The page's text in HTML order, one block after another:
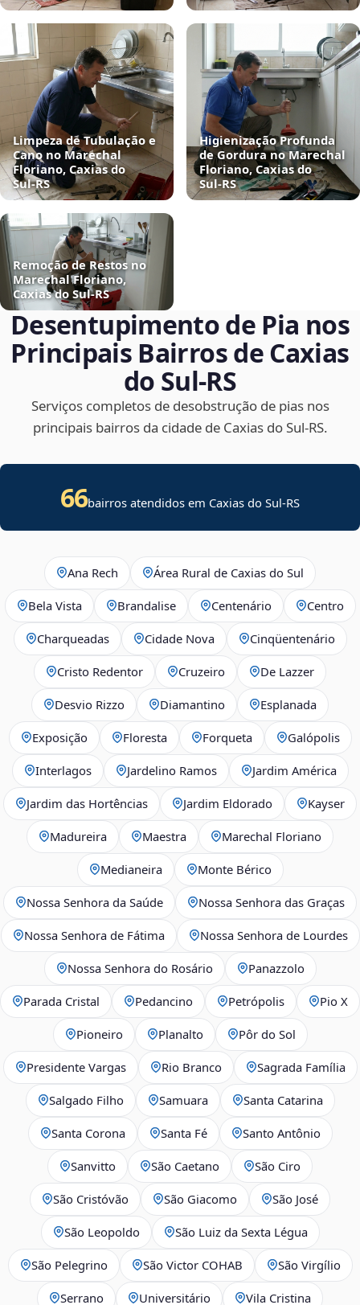
Limpeza de Tubulação e
Cano no Marechal
Floriano, Caxias do
Sul‑RS
Higienização Profunda
de Gordura no Marechal
Floriano, Caxias do
Sul‑RS
Remoção de Restos no
Marechal Floriano,
Caxias do Sul‑RS
Desentupimento de Pia nos
Principais Bairros de Caxias
do Sul‑RS
Serviços completos de desobstrução de pias nos
principais bairros da cidade de Caxias do Sul‑RS.
66bairros atendidos em Caxias do Sul-RS
Ana Rech Área Rural de Caxias do Sul
Bela Vista Brandalise Centenário Centro
Charqueadas Cidade Nova Cinqüentenário
Cristo Redentor Cruzeiro De Lazzer
Desvio Rizzo Diamantino Esplanada
Exposição Floresta Forqueta Galópolis
Interlagos Jardelino Ramos Jardim América
Jardim das Hortências Jardim Eldorado Kayser
Madureira Maestra Marechal Floriano
Medianeira Monte Bérico
Nossa Senhora da Saúde Nossa Senhora das Graças
Nossa Senhora de Fátima Nossa Senhora de Lourdes
Nossa Senhora do Rosário Panazzolo
Parada Cristal Pedancino Petrópolis Pio X
Pioneiro Planalto Pôr do Sol
Presidente Vargas Rio Branco Sagrada Família
Salgado Filho Samuara Santa Catarina
Santa Corona Santa Fé Santo Antônio
Sanvitto São Caetano São Ciro
São Cristóvão São Giacomo São José
São Leopoldo São Luiz da Sexta Légua
São Pelegrino São Victor COHAB São Virgílio
Serrano Universitário Vila Cristina